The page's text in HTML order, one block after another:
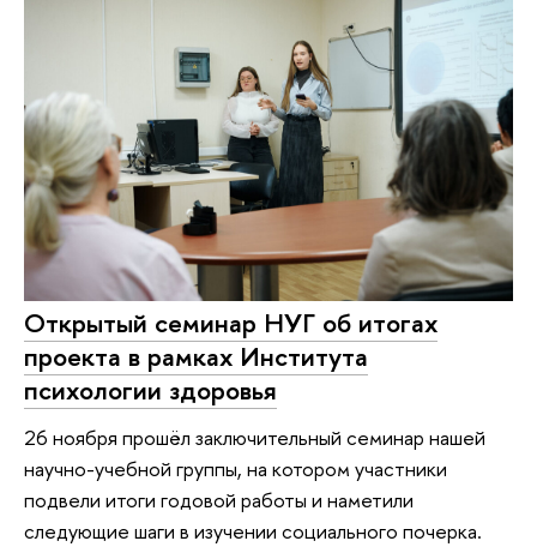
Открытый семинар НУГ об итогах
проекта в рамках Института
психологии здоровья
26 ноября прошёл заключительный семинар нашей
научно-учебной группы, на котором участники
подвели итоги годовой работы и наметили
следующие шаги в изучении социального почерка.